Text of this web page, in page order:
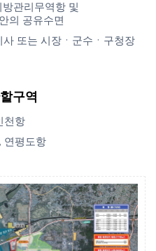
관리무역항 및
의 공유수면
또는 시장ㆍ군수ㆍ구청장
구역
천항
연평도항